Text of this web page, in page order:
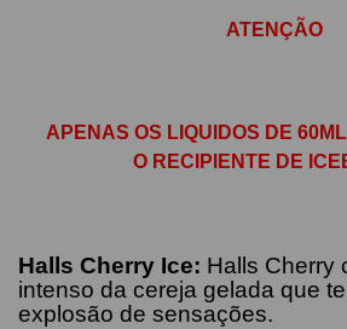
ATENÇÃO
APENAS OS LIQUIDOS DE
O RECIPIENTE DE
Halls Cherry Ice: Halls Cherry
intenso da cereja gelada que
explosão de sensações.